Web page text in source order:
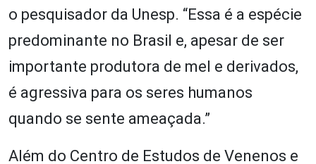
o pesquisador da Unesp. “Essa é a espécie
predominante no Brasil e, apesar de ser
importante produtora de mel e derivados,
é agressiva para os seres humanos
quando se sente ameaçada.”
Além do Centro de Estudos de Venenos e